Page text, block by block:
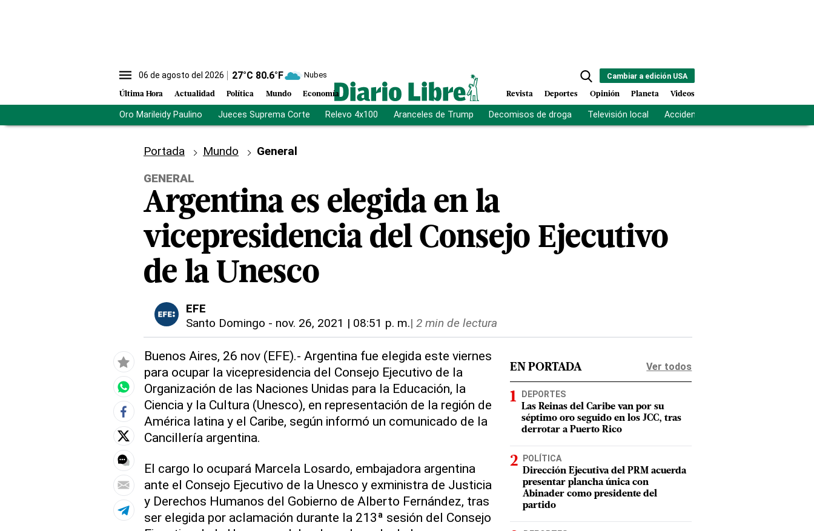
06 de agosto del 2026 27°C 80.6°F Nubes
Última Hora Actualidad Política Mundo Economía
Cambiar a edición USA
Revista Deportes Opinión Planeta Videos
Oro Marileidy Paulino Jueces Suprema Corte Relevo 4x100 Aranceles de Trump Decomisos de droga Televisión local Accidente Los Ríos
Portada Mundo
General
GENERAL
Argentina es elegida en la
vicepresidencia del Consejo Ejecutivo
de la Unesco
EFE
Santo Domingo - nov. 26, 2021 | 08:51 p. m.| 2 min de lectura
Buenos Aires, 26 nov (EFE).- Argentina fue elegida este viernes
para ocupar la vicepresidencia del Consejo Ejecutivo de la
Organización de las Naciones Unidas para la Educación, la
Ciencia y la Cultura (Unesco), en representación de la región de
América latina y el Caribe, según informó un comunicado de la
Cancillería argentina.
El cargo lo ocupará Marcela Losardo, embajadora argentina
ante el Consejo Ejecutivo de la Unesco y exministra de Justicia
y Derechos Humanos del Gobierno de Alberto Fernández, tras
ser elegida por aclamación durante la 213ª sesión del Consejo
EN PORTADA Ver todos
DEPORTES
Las Reinas del Caribe van por su
séptimo oro seguido en los JCC, tras
derrotar a Puerto Rico
POLÍTICA
Dirección Ejecutiva del PRM acuerda
presentar plancha única con
Abinader como presidente del
partido